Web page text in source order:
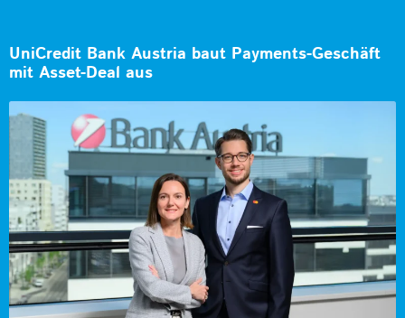
UniCredit Bank Austria baut Payments-Geschäft
mit Asset-Deal aus